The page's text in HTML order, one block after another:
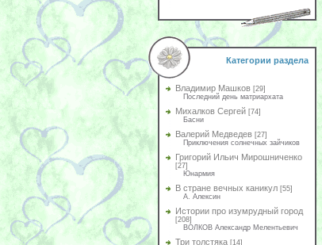
Категории раздела
Владимир Машков [29]
Последний день матриархата
Михалков Сергей [74]
Басни
Валерий Медведев [27]
Приключения солнечных зайчиков
Григорий Ильич Мирошниченко
[27]
Юнармия
В стране вечных каникул [55]
А. Алексин
Истории про изумрудный город
[208]
ВОЛКОВ Александр Мелентьевич
Три толстяка [14]